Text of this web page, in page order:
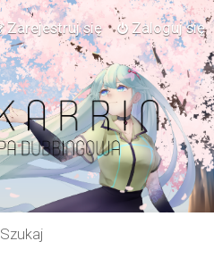
Zaloguj się
Zarejestruj się
Szukaj